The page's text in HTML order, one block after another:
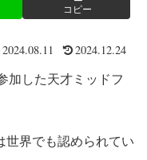
コピー
2024.08.11 2024.12.24
加した天才ミッドフ
世界でも認められてい